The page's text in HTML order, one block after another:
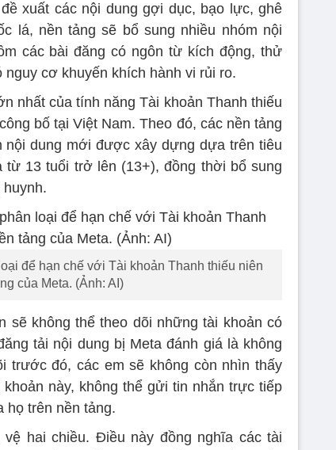
xuất các nội dung gợi dục, bạo lực, ghê
lá, nền tảng sẽ bổ sung nhiều nhóm nội
các bài đăng có ngôn từ kích động, thử
cơ khuyến khích hành vi rủi ro.
nhất của tính năng Tài khoản Thanh thiếu
bố tại Việt Nam. Theo đó, các nền tảng
nội dung mới được xây dựng dựa trên tiêu
từ 13 tuổi trở lên (13+), đồng thời bổ sung
để hạn chế với Tài khoản Thanh thiếu niên
của Meta. (Ảnh: AI)
sẽ không thể theo dõi những tài khoản có
tải nội dung bị Meta đánh giá là không
trước đó, các em sẽ không còn nhìn thấy
này, không thể gửi tin nhắn trực tiếp
họ trên nền tảng.
hai chiều. Điều này đồng nghĩa các tài